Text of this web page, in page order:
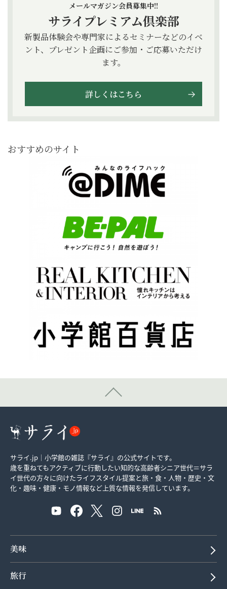
メールマガジン会員募集中!!
サライプレミアム倶楽部
新製品体験会や専門家によるセミナーなどのイベ
ント、プレゼント企画にご参加・ご応募いただけ
ます。
詳しくはこちら
おすすめのサイト
サライ.jp｜小学館の雑誌『サライ』の公式サイトです。
歳を重ねてもアクティブに行動したい知的な高齢者シニア世代＝サラ
イ世代の方々に向けたライフスタイル提案と旅・食・人物・歴史・文
化・趣味・健康・モノ情報など上質な情報を発信しています。
美味
旅行